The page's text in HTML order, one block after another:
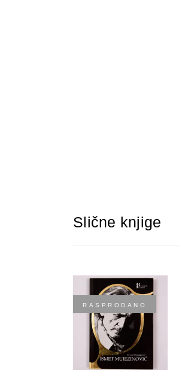
Slične knjige
RASPRODANO
DODAJTE U
KORPU